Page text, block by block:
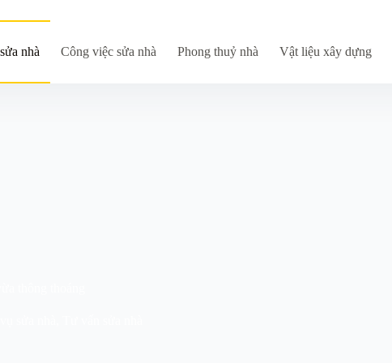
nhà Công việc sửa nhà Phong thuỷ nhà Vật liệu xây dựng